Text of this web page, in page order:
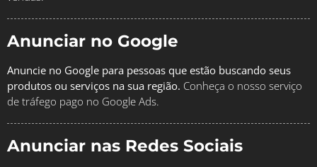
Anunciar no Google
Anuncie no Google para pessoas que estão buscando seus
produtos ou serviços na sua região. Conheça o nosso serviço
de tráfego pago no Google Ads.
Anunciar nas Redes Sociais